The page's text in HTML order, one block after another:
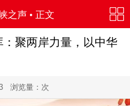
之声• 正文
聚两岸力量，以中华
浏览量： 次